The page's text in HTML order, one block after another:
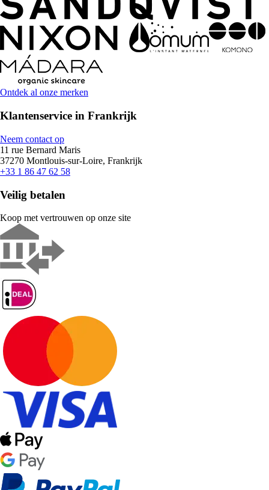
Ontdek al onze merken
Klantenservice in Frankrijk
Neem contact op
11 rue Bernard Maris
37270 Montlouis-sur-Loire, Frankrijk
+33 1 86 47 62 58
Veilig betalen
Koop met vertrouwen op onze site